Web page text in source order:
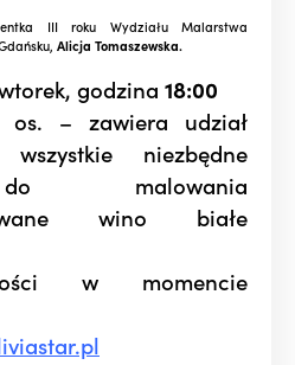
III roku Wydziału Malarstwa
Alicja Tomaszewska.
godzina 18:00
– zawiera udział
niezbędne
malowania
wino białe
w momencie